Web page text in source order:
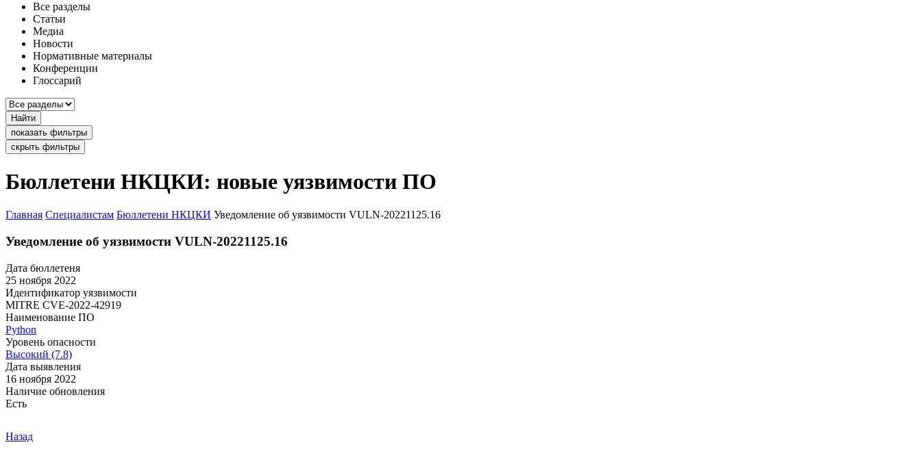
Все разделы
Статьи
Медиа
Новости
Нормативные материалы
Конференции
Глоссарий
Найти
показать фильтры
скрыть фильтры
Бюллетени НКЦКИ: новые уязвимости ПО
Главная Специалистам Бюллетени НКЦКИ Уведомление об уязвимости VULN-20221125.16
Уведомление об уязвимости VULN-20221125.16
Дата бюллетеня
25 ноября 2022
Идентификатор уязвимости
MITRE CVE-2022-42919
Наименование ПО
Python
Уровень опасности
Высокий (7.8)
Дата выявления
16 ноября 2022
Наличие обновления
Есть
Назад